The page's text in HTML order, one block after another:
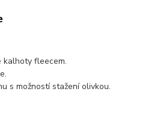
kalhoty fleecem.
s možností stažení olivkou.